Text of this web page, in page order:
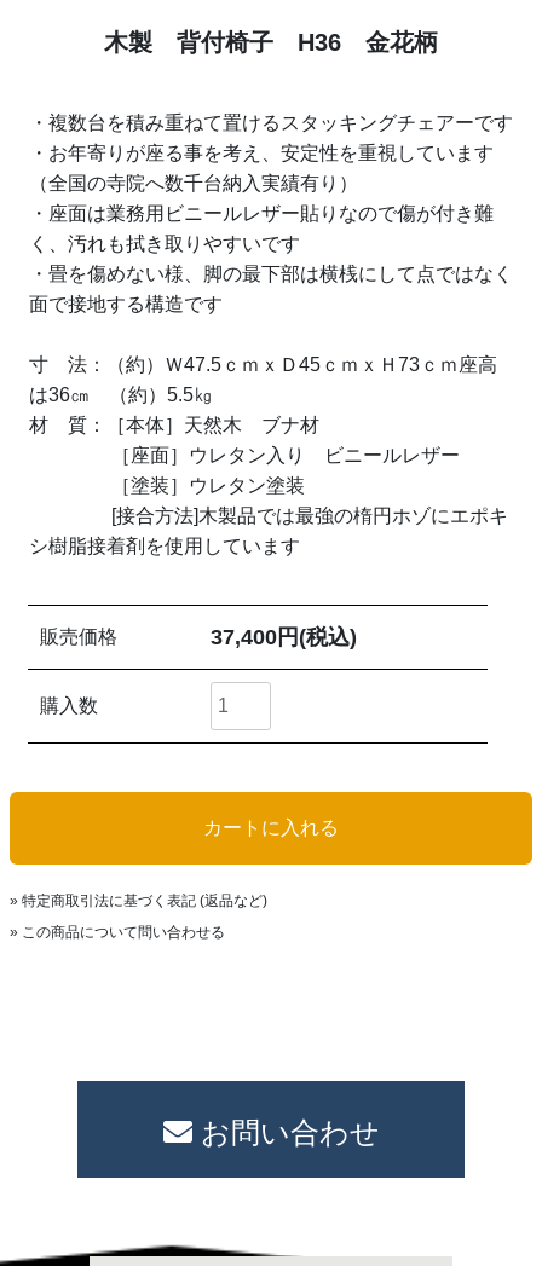
木製　背付椅子　H36　金花柄
・複数台を積み重ねて置けるスタッキングチェアーです
・お年寄りが座る事を考え、安定性を重視しています
（全国の寺院へ数千台納入実績有り）
・座面は業務用ビニールレザー貼りなので傷が付き難
く、汚れも拭き取りやすいです
・畳を傷めない様、脚の最下部は横桟にして点ではなく
面で接地する構造です
寸 法：（約）Ｗ47.5ｃｍｘＤ45ｃｍｘＨ73ｃｍ座高
は36㎝ （約）5.5㎏
材 質：［本体］天然木 ブナ材
［座面］ウレタン入り ビニールレザー
［塗装］ウレタン塗装
[接合方法]木製品では最強の楕円ホゾにエポキ
シ樹脂接着剤を使用しています
販売価格 37,400円(税込)
購入数
» 特定商取引法に基づく表記 (返品など)
» この商品について問い合わせる
お問い合わせ